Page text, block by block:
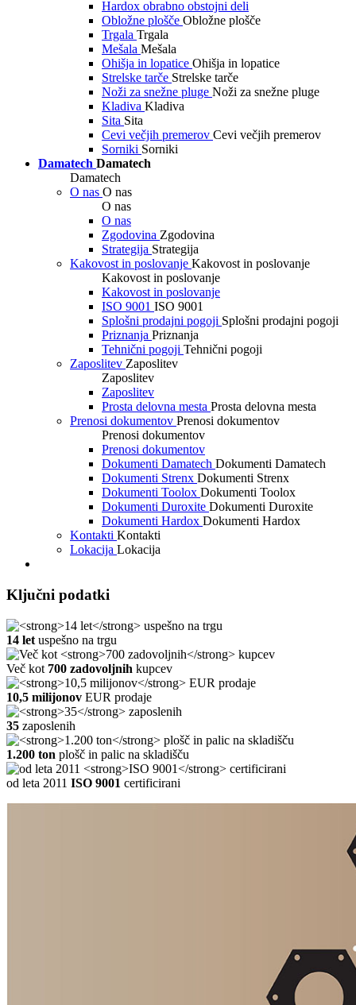
Hardox obrabno obstojni deli
Obložne plošče Obložne plošče
Trgala Trgala
Mešala Mešala
Ohišja in lopatice Ohišja in lopatice
Strelske tarče Strelske tarče
Noži za snežne pluge Noži za snežne pluge
Kladiva Kladiva
Sita Sita
Cevi večjih premerov Cevi večjih premerov
Sorniki Sorniki
Damatech Damatech
Damatech
O nas O nas
O nas
O nas
Zgodovina Zgodovina
Strategija Strategija
Kakovost in poslovanje Kakovost in poslovanje
Kakovost in poslovanje
Kakovost in poslovanje
ISO 9001 ISO 9001
Splošni prodajni pogoji Splošni prodajni pogoji
Priznanja Priznanja
Tehnični pogoji Tehnični pogoji
Zaposlitev Zaposlitev
Zaposlitev
Zaposlitev
Prosta delovna mesta Prosta delovna mesta
Prenosi dokumentov Prenosi dokumentov
Prenosi dokumentov
Prenosi dokumentov
Dokumenti Damatech Dokumenti Damatech
Dokumenti Strenx Dokumenti Strenx
Dokumenti Toolox Dokumenti Toolox
Dokumenti Duroxite Dokumenti Duroxite
Dokumenti Hardox Dokumenti Hardox
Kontakti Kontakti
Lokacija Lokacija
Ključni podatki
14 let uspešno na trgu
Več kot 700 zadovoljnih kupcev
10,5 milijonov EUR prodaje
35 zaposlenih
1.200 ton plošč in palic na skladišču
od leta 2011 ISO 9001 certificirani